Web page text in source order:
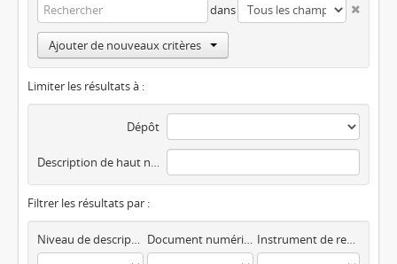
dans
Ajouter de nouveaux critères
Limiter les résultats à :
Dépôt
Description de haut niveau
Filtrer les résultats par :
Niveau de description Document numérique disponible Instrument de recherche